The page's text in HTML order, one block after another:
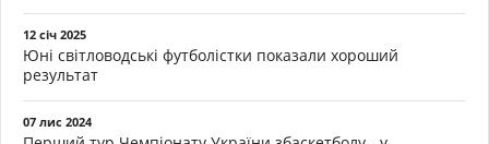
12 січ 2025
Юні світловодські футболістки показали хороший
результат
07 лис 2024